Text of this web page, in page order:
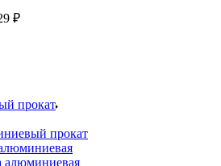
₽
прокат
прокат
алюминиевая